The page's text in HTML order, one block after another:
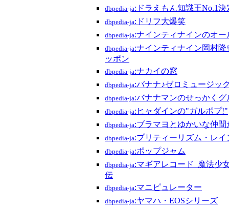
dbpedia-ja:ドラえもん知識王No.1決
dbpedia-ja:ドリフ大爆笑
dbpedia-ja:ナインティナインのオ
dbpedia-ja:ナインティナイン岡村
ッポン
dbpedia-ja:ナカイの窓
dbpedia-ja:バナナ♪ゼロミュージッ
dbpedia-ja:バナナマンのせっかくグ
dbpedia-ja:ヒャダインの"ガルポプ!"
dbpedia-ja:ブラマヨとゆかいな仲
dbpedia-ja:プリティーリズム・レ
dbpedia-ja:ポップジャム
dbpedia-ja:マギアレコード_魔法少
伝
dbpedia-ja:マニピュレーター
dbpedia-ja:ヤマハ・EOSシリーズ